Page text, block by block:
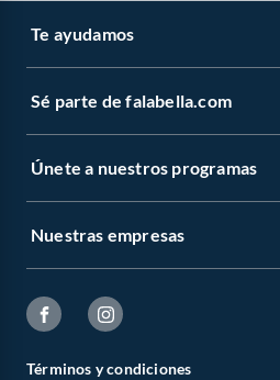
Te ayudamos
Sé parte de falabella.com
Únete a nuestros programas
Nuestras empresas
Términos y condiciones